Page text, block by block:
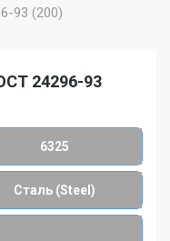
93 (200)
24296-93
6325
Сталь (Steel)